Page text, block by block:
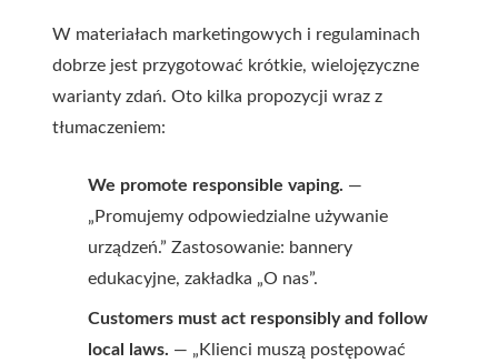
W materiałach marketingowych i regulaminach
dobrze jest przygotować krótkie, wielojęzyczne
warianty zdań. Oto kilka propozycji wraz z
tłumaczeniem:
We promote responsible vaping. —
„Promujemy odpowiedzialne używanie
urządzeń.” Zastosowanie: bannery
edukacyjne, zakładka „O nas”.
Customers must act responsibly and follow
local laws. — „Klienci muszą postępować